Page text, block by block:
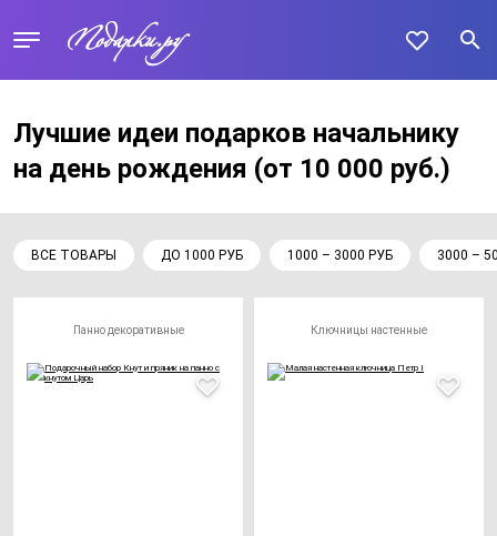
Лучшие идеи подарков начальнику
на день рождения (от 10 000 руб.)
ВСЕ ТОВАРЫ ДО 1000 РУБ 1000 – 3000 РУБ 3000 –
Панно декоративные Ключницы настенные